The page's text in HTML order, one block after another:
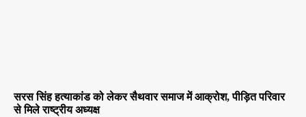
सरस सिंह हत्याकांड को लेकर सैथवार समाज में आक्रोश, पीड़ित परिवार
से मिले राष्ट्रीय अध्यक्ष